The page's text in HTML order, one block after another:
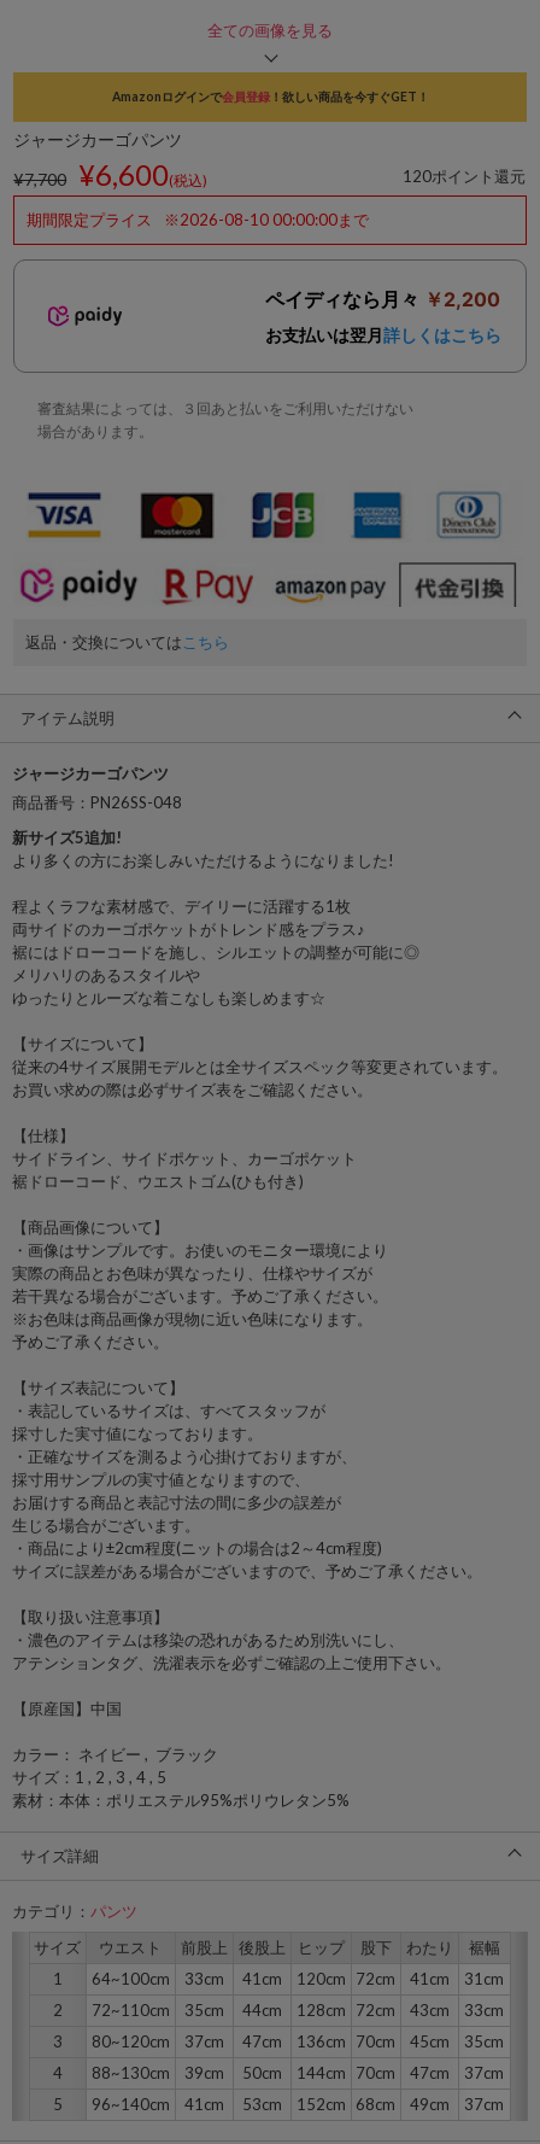
全ての画像を見る
Amazonログインで会員登録！欲しい商品を今すぐGET！
ジャージカーゴパンツ
¥7,700
¥6,600(税込) 120ポイント還元
期間限定プライス ※2026-08-10 00:00:00まで
ペイディなら月々 ￥2,200
お支払いは翌月 詳しくはこちら
審査結果によっては、３回あと払いをご利用いただけない
場合があります。
返品・交換についてはこちら
アイテム説明
ジャージカーゴパンツ
商品番号：PN26SS-048
新サイズ5追加!
より多くの方にお楽しみいただけるようになりました!
程よくラフな素材感で、デイリーに活躍する1枚
両サイドのカーゴポケットがトレンド感をプラス♪
裾にはドローコードを施し、シルエットの調整が可能に◎
メリハリのあるスタイルや
ゆったりとルーズな着こなしも楽しめます☆
【サイズについて】
従来の4サイズ展開モデルとは全サイズスペック等変更されています。
お買い求めの際は必ずサイズ表をご確認ください。
【仕様】
サイドライン、サイドポケット、カーゴポケット
裾ドローコード、ウエストゴム(ひも付き)
【商品画像について】
・画像はサンプルです。お使いのモニター環境により
実際の商品とお色味が異なったり、仕様やサイズが
若干異なる場合がございます。予めご了承ください。
※お色味は商品画像が現物に近い色味になります。
予めご了承ください。
【サイズ表記について】
・表記しているサイズは、すべてスタッフが
採寸した実寸値になっております。
・正確なサイズを測るよう心掛けておりますが、
採寸用サンプルの実寸値となりますので、
お届けする商品と表記寸法の間に多少の誤差が
生じる場合がございます。
・商品により±2cm程度(ニットの場合は2～4cm程度)
サイズに誤差がある場合がございますので、予めご了承ください。
【取り扱い注意事項】
・濃色のアイテムは移染の恐れがあるため別洗いにし、
アテンションタグ、洗濯表示を必ずご確認の上ご使用下さい。
【原産国】中国
カラー： ネイビー , ブラック
サイズ：1 , 2 , 3 , 4 , 5
素材：本体：ポリエステル95%ポリウレタン5%
サイズ詳細
カテゴリ： パンツ
サイズ
ウエスト 前股上 後股上 ヒップ 股下 わたり
裾幅
1
64~100cm 33cm 41cm 120cm 72cm 41cm
31cm
2
72~110cm 35cm 44cm 128cm 72cm 43cm
33cm
3
80~120cm 37cm 47cm 136cm 70cm 45cm
35cm
4
88~130cm 39cm 50cm 144cm 70cm 47cm
37cm
5
96~140cm 41cm 53cm 152cm 68cm 49cm 37cm